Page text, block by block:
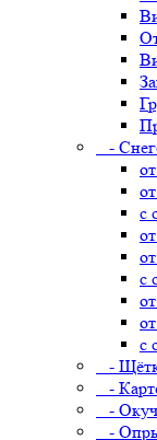
-
с
с
с
-
-
-
-